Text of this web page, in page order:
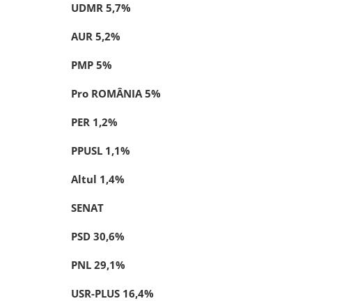
UDMR 5,7%
AUR 5,2%
PMP 5%
Pro ROMÂNIA 5%
PER 1,2%
PPUSL 1,1%
Altul 1,4%
SENAT
PSD 30,6%
PNL 29,1%
USR-PLUS 16,4%